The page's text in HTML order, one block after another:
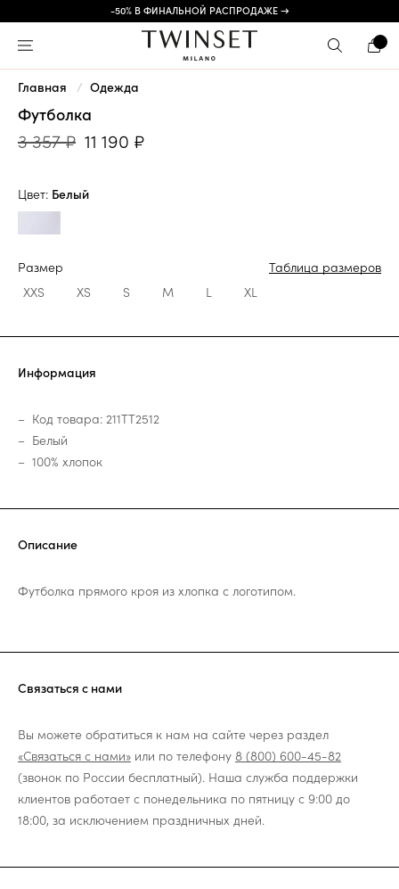
-50% В ФИНАЛЬНОЙ РАСПРОДАЖЕ →
Главная Одежда
Футболка
3 357 ₽ 11 190 ₽
Цвет: Белый
Размер
Таблица размеров
XXS
XS S M L XL
Информация
Код товара: 211TT2512
Белый
100% хлопок
Описание
Футболка прямого кроя из хлопка с логотипом.
Связаться с нами
Вы можете обратиться к нам на сайте через раздел
«Связаться с нами» или по телефону 8 (800) 600-45-82
(звонок по России бесплатный). Наша служба поддержки
клиентов работает с понедельника по пятницу с 9:00 до
18:00, за исключением праздничных дней.